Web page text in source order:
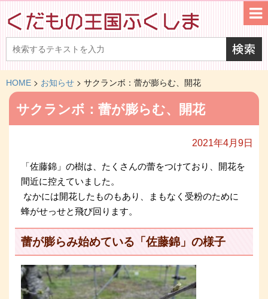
HOME > お知らせ > サクランボ：蕾が膨らむ、開花
サクランボ：蕾が膨らむ、開花
2021年4月9日
「佐藤錦」の樹は、たくさんの蕾をつけており、開花を
間近に控えていました。
なかには開花したものもあり、まもなく受粉のために
蜂がせっせと飛び回ります。
蕾が膨らみ始めている「佐藤錦」の様子